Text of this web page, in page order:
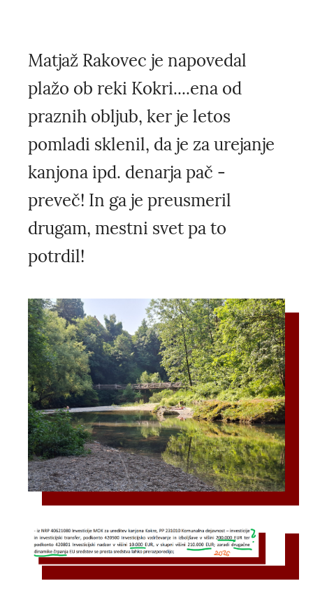
Matjaž Rakovec je napovedal
plažo ob reki Kokri....ena od
praznih obljub, ker je letos
pomladi sklenil, da je za urejanje
kanjona ipd. denarja pač -
preveč! In ga je preusmeril
drugam, mestni svet pa to
potrdil!